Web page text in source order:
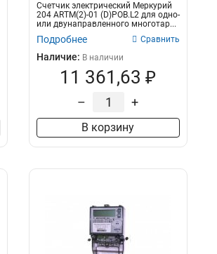
Счетчик электрический Меркурий
204 ARTM(2)-01 (D)POB.L2 для одно-
или двунаправленного многотар...
Подробнее Сравнить
Наличие: В наличии
11 361,63 ₽
– +
В корзину